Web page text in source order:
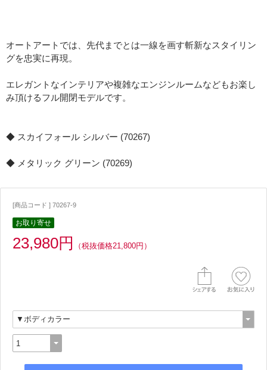
オートアートでは、先代までとは一線を画す斬新なスタイリン
グを忠実に再現。
エレガントなインテリアや複雑なエンジンルームなどもお楽し
み頂けるフル開閉モデルです。
◆ スカイフォール シルバー (70267)
◆ メタリック グリーン (70269)
[商品コード ] 70267-9
お取り寄せ
23,980円 （税抜価格21,800円）